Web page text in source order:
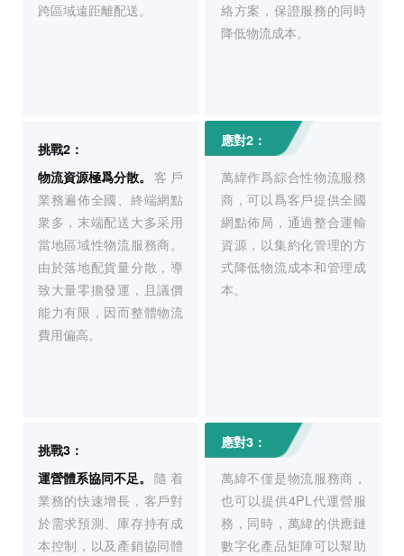
跨區域遠距離配送。
挑戰2：
物流資源極爲分散。 客戶
業務遍佈全國、終端網點
衆多，末端配送大多采用
當地區域性物流服務商。
由於落地配貨量分散，導
致大量零擔發運，且議價
能力有限，因而整體物流
費用偏高。
挑戰3：
運營體系協同不足。 隨着
業務的快速增長，客戶對
於需求預測、庫存持有成
本控制，以及產銷協同體
絡方案，保證服務的同時
降低物流成本。
應對2：
萬緯作爲綜合性物流服務
商，可以爲客戶提供全國
網點佈局，通過整合運輸
資源，以集約化管理的方
式降低物流成本和管理成
本。
應對3：
萬緯不僅是物流服務商，
也可以提供4PL代運營服
務，同時，萬緯的供應鏈
數字化產品矩陣可以幫助